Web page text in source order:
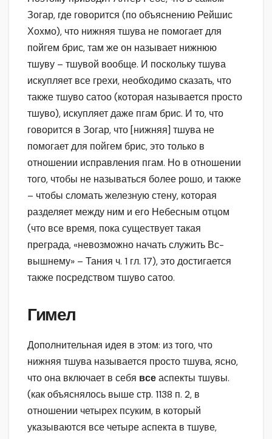
Зогар, где говорится (по объяснению Рейшис
Хохмо), что нижняя тшува не помогает для
пойгем брис, там же он называет нижнюю
тшуву – тшувой вообще. И поскольку тшува
искупляет все грехи, необходимо сказать, что
также тшуво сатоо (которая называется просто
тшуво), искупляет даже пгам брис. И то, что
говорится в Зогар, что [нижняя] тшува не
помогает для пойгем брис, это только в
отношении исправления пгам. Но в отношении
того, чтобы не называться более рошо, и также
– чтобы сломать железную стену, которая
разделяет между ним и его Небесным отцом
(что все время, пока существует такая
преграда, «невозможно начать служить Вс-
вышнему» – Тания ч. 1 гл. 17), это достигается
также посредством тшуво сатоо.
Гимел
Дополнительная идея в этом: из того, что
нижняя тшува называется просто тшува, ясно,
что она включает в себя всеаспекты тшувы.
(как объяснялось выше стр. 1138 п. 2, в
отношении четырех псуким, в который
указываются все четыре аспекта в тшуве,